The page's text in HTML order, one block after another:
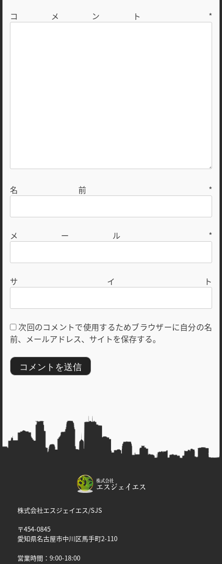
ョ
コメント *
名前 *
メール *
サイト
次回のコメントで使用するためブラウザーに自分の名
前、メールアドレス、サイトを保存する。
株式会社エスジェイエス/SJS
〒454-0845
愛知県名古屋市中川区馬手町2-110
営業時間：9:00-18:00